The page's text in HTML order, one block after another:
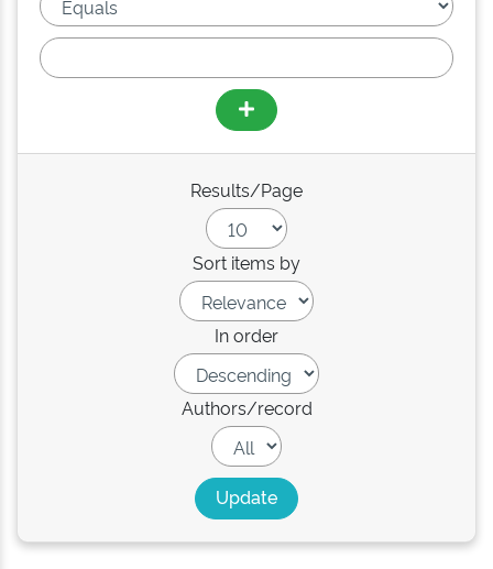
Results/Page
Sort items by
In order
Authors/record